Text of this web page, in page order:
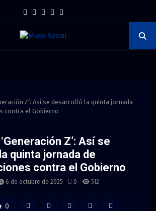
o
r
r
e
e
Z’: Así se desarrolló la quinta jornada
contra el Gobierno
Z’: Así se
quinta jornada de
contra el Gobierno
6 de octubre de 2025 0 512
0